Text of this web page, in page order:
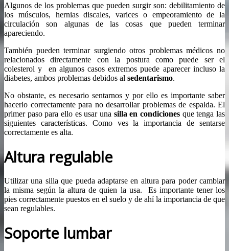
Algunos de los problemas que pueden surgir son: debilitamiento de
los músculos, hernias discales, varices o empeoramiento de la
circulación son algunas de las cosas que pueden terminar
apareciendo.
También pueden terminar surgiendo otros problemas médicos no
relacionados directamente con la postura como puede ser el
colesterol y en algunos casos extremos puede aparecer incluso la
diabetes, ambos problemas debidos al sedentarismo.
No obstante, es necesario sentarnos y por ello es importante saber
hacerlo correctamente para no desarrollar problemas de espalda. El
primer paso para ello es usar una silla en condiciones que tenga las
siguientes características. Como ves la importancia de sentarse
correctamente es alta.
Altura regulable
Utilizar una silla que pueda adaptarse en altura para poder cambiar
la misma según la altura de quien la usa. Es importante tener los
pies correctamente puestos en el suelo y de ahí la importancia de que
sean regulables.
Soporte lumbar